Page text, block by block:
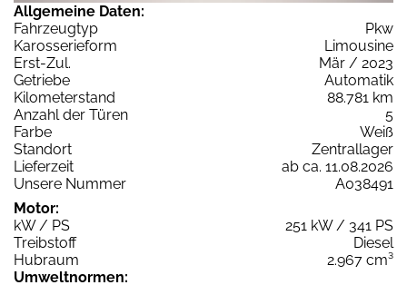
Allgemeine Daten:
Fahrzeugtyp
Pkw
Karosserieform
Limousine
Erst-Zul.
Mär / 2023
Getriebe
Automatik
Kilometerstand
88.781 km
Anzahl der Türen
5
Farbe
Weiß
Standort
Zentrallager
Lieferzeit
ab ca. 11.08.2026
Unsere Nummer
A038491
Motor:
kW / PS
251 kW / 341 PS
Treibstoff
Diesel
Hubraum
2.967 cm³
Umweltnormen: